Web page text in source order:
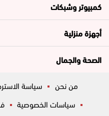
كمبيوتر وشبكات
أجهزة منزلية
الصحة والجمال
من نحن سياسة
سياسات الخصوصية